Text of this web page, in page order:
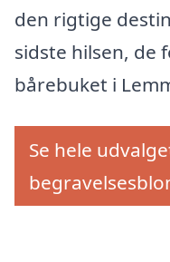
den rigtige
sidste hilsen, de
bårebuket i
Se hele